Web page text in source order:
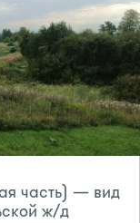
часть) — вид
ж/д